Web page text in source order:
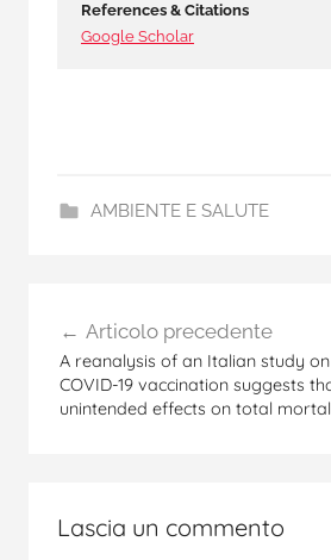
References & Citations
Google Scholar
AMBIENTE E SALUTE
g
i
o
l
articoli
Articolo precedente
A reanalysis of an Italian study
COVID-19 vaccination suggests
unintended effects on total
Lascia un commento